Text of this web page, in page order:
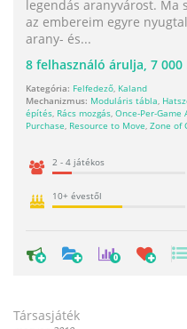
legendás aranyvárost.
az embereim egyre
arany- és...
8 felhasználó árulja, 7
Kategória: Felfedező Kaland
Mechanizmus: Moduláris tábla
építés Rács mozgás Once-Per-Game
Purchase Resource to Move Zone of
2 - 4 játékos
10+ évestől
0
Társasjáték